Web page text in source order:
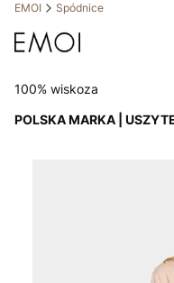
EMOI Spódnice
100% wiskoza
POLSKA MARKA |